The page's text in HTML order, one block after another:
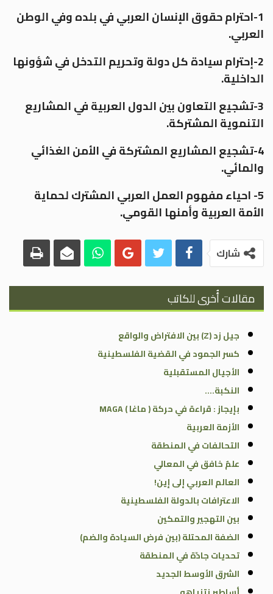
1-احترام حقوق الإنسان العربي في بلده وفي الوطن
العربي.
2-إحترام سيادة كل دولة وتحريم التدخل في شؤونها
الداخلية.
3-تشجيع التعاون بين الدول العربية في المشاريع
التنموية المشتركة.
4-تشجيع المشاريع المشتركة في الأمن الغذائي
والمائي.
5- احياء مفهوم العمل العربي المشترك لحماية
الأمة العربية وأمنها القومي.
شارك
مقالات أُخرى للكاتب
جيل زد (Z) بين الافتراض والواقع
كسر الجمود في القضية الفلسطينية
الأجيال المستقبلية
النكبة….
بإيجاز : قراءة في حركة ( ماغا ) MAGA
الأزمة العربية
التحالفات في المنطقة
علمٌ خافق في المعالي
العالم العربي إلى إين!
الاعترافات بالدولة الفلسطينية
بين التهجير والتمكين
الضفة المحتلة (بين فرض السيادة والضم)
تحديات جادّة في المنطقة
الشرق الأوسط الجديد